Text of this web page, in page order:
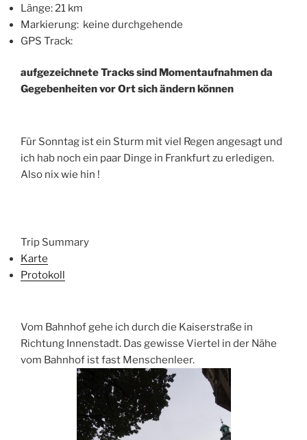
Länge: 21 km
Markierung: keine durchgehende
GPS Track:
aufgezeichnete Tracks sind Momentaufnahmen da
Gegebenheiten vor Ort sich ändern können
Für Sonntag ist ein Sturm mit viel Regen angesagt und
ich hab noch ein paar Dinge in Frankfurt zu erledigen.
Also nix wie hin !
Trip Summary
Karte
Protokoll
Vom Bahnhof gehe ich durch die Kaiserstraße in
Richtung Innenstadt. Das gewisse Viertel in der Nähe
vom Bahnhof ist fast Menschenleer.